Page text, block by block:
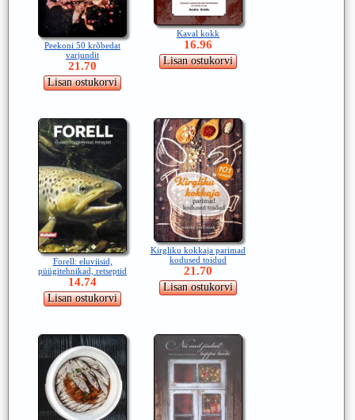
Peekoni 50 krõbedat
varjundit
21.70
Kaval kokk
16.96
Forell: eluviisid,
püügitehnikad, retseptid
14.74
Kirgliku kokkaja parimad
kodused toidud
21.70